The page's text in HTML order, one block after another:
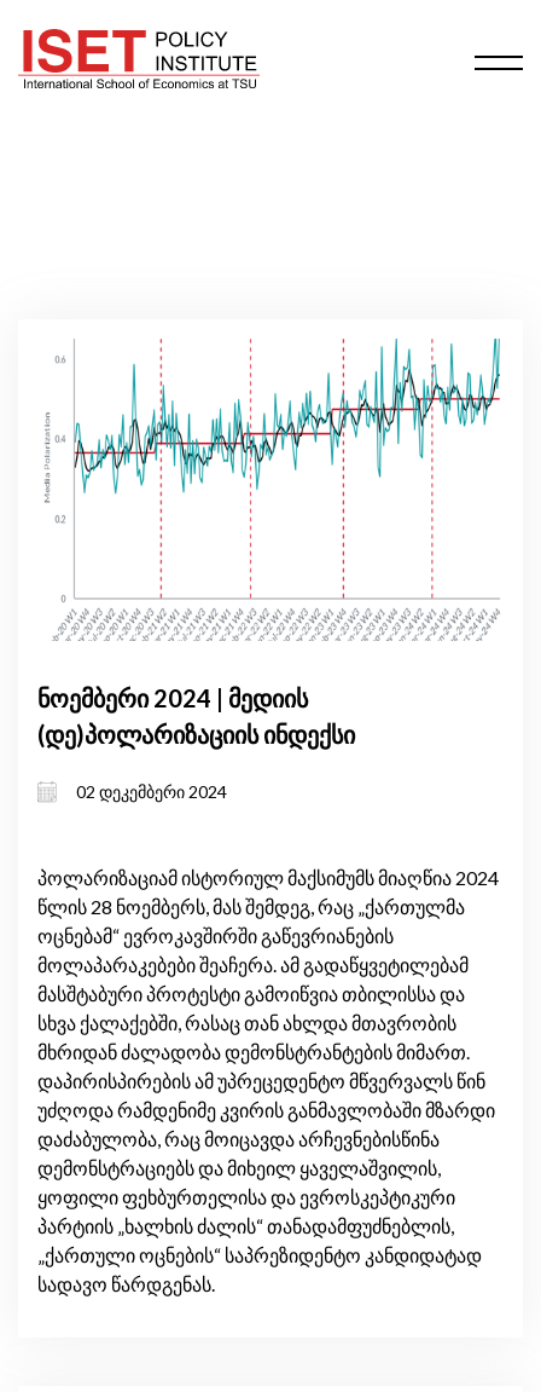
ნოემბერი 2024 | მედიის
(დე)პოლარიზაციის ინდექსი
02 დეკემბერი 2024
პოლარიზაციამ ისტორიულ მაქსიმუმს მიაღწია 2024
წლის 28 ნოემბერს, მას შემდეგ, რაც „ქართულმა
ოცნებამ“ ევროკავშირში გაწევრიანების
მოლაპარაკებები შეაჩერა. ამ გადაწყვეტილებამ
მასშტაბური პროტესტი გამოიწვია თბილისსა და
სხვა ქალაქებში, რასაც თან ახლდა მთავრობის
მხრიდან ძალადობა დემონსტრანტების მიმართ.
დაპირისპირების ამ უპრეცედენტო მწვერვალს წინ
უძღოდა რამდენიმე კვირის განმავლობაში მზარდი
დაძაბულობა, რაც მოიცავდა არჩევნებისწინა
დემონსტრაციებს და მიხეილ ყაველაშვილის,
ყოფილი ფეხბურთელისა და ევროსკეპტიკური
პარტიის „ხალხის ძალის“ თანადამფუძნებლის,
„ქართული ოცნების“ საპრეზიდენტო კანდიდატად
სადავო წარდგენას.